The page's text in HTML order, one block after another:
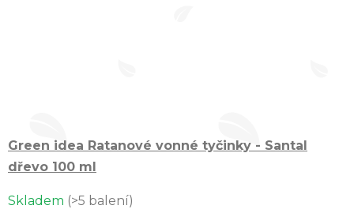
Green idea ​Ratanové vonné tyčinky - Santal
dřevo 100 ml
Skladem (>5 balení)